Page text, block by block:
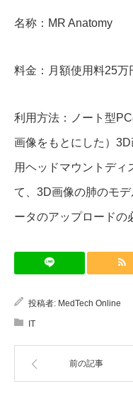
名称：MR Anatomy
料金：月額使用料25万
利用方法：ノート型
画像をもとにした）
用ヘッドマウントディ
て、3D画像の肺のモ
ータのアップロードの
投稿者: MedTech Online
IT
前の記事